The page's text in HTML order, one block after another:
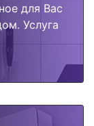
для Вас
Услуга